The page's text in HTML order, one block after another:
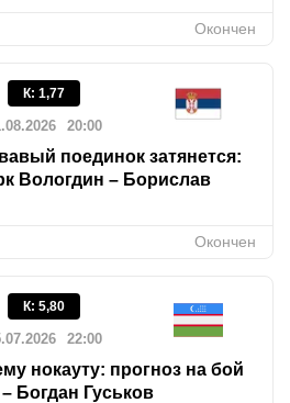
Окончен
К: 1,77
20:00
поединок затянется:
Вологдин – Борислав
Окончен
К: 5,80
22:00
нокауту: прогноз на бой
Богдан Гуськов